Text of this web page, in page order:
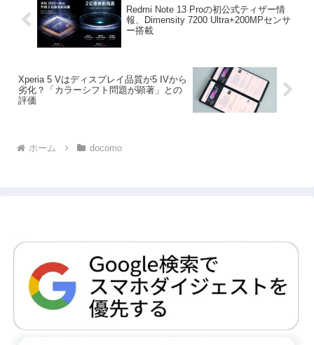
Redmi Note 13 Proの初公式ティザー情
報、Dimensity 7200 Ultra+200MPセンサ
ー搭載
Xperia 5 Vはディスプレイ品質が5 IVから
劣化？「カラーシフト問題が顕著」との
評価
ホーム docomo